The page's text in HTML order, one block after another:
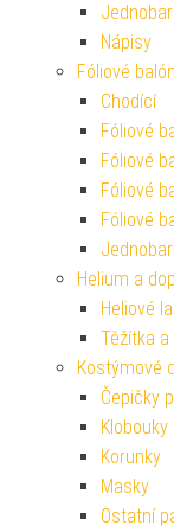
Nápisy
Fóliové
Chodící
Fóliové
Fóliové
Fóliové
Fóliové
Helium a
Heliové
Těžítka
Kostýmové
Čepičky
Korunky
Masky
Ostatní